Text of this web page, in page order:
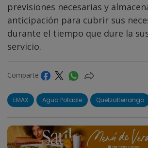
previsiones necesarias y
anticipación para cubrir sus
durante el tiempo que dure la
servicio.
Comparte
EMAX Agua Potable Quetzaltenango